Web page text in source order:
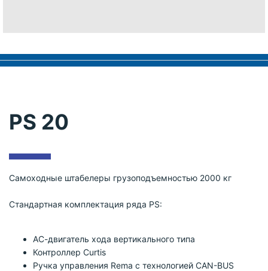
PS 20
Самоходные штабелеры грузоподъемностью 2000 кг
Cтандартная комплектация ряда PS:
АС-двигатель хода вертикального типа
Контроллер Curtis
Ручка управления Rema с технологией CAN-BUS